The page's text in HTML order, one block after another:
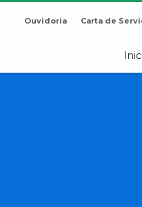
Ouvidoria Carta de